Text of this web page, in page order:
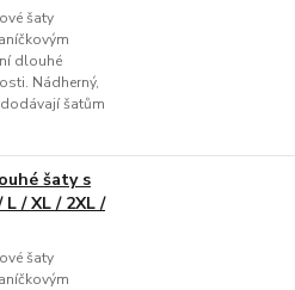
šaty
dlouhé
Nádherný,
šatům
šaty s
/ XL / 2XL /
šaty